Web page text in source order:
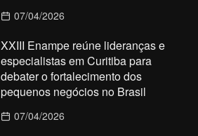
07/04/2026
XXIII Enampe reúne lideranças e
especialistas em Curitiba para
debater o fortalecimento dos
pequenos negócios no Brasil
07/04/2026